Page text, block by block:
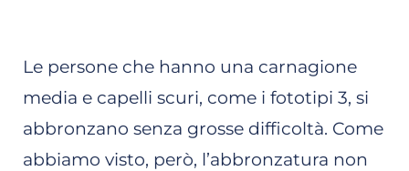
Le persone che hanno una carnagione
media e capelli scuri, come i fototipi 3, si
abbronzano senza grosse difficoltà. Come
abbiamo visto, però, l’abbronzatura non